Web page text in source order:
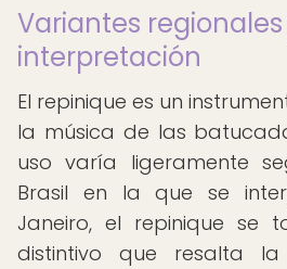
Variantes
interpretación
El repinique es un
la música de las
uso varía ligeramente
Brasil en la que se
Janeiro, el repinique se
distintivo que resalta